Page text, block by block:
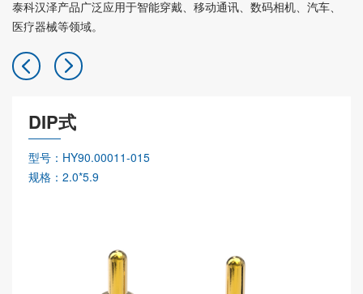
泰科汉泽产品广泛应用于智能穿戴、移动通讯、数码相机、汽车、
医疗器械等领域。
DIP式
型号：HY90.00011-015
规格：2.0*5.9